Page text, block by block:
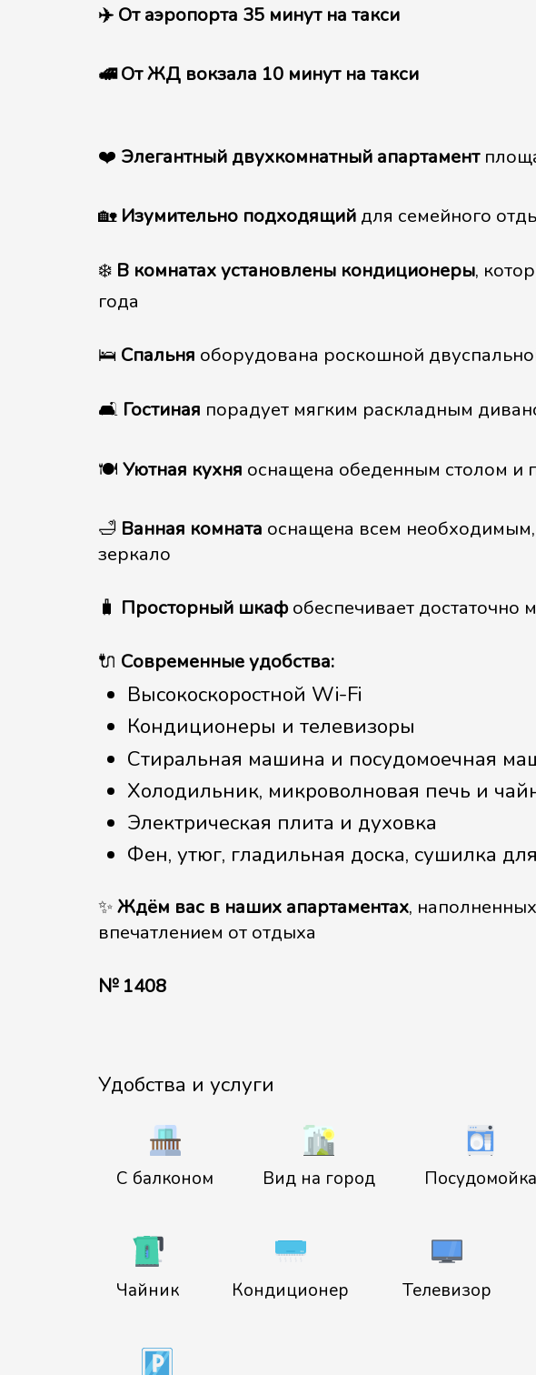
✈️ От аэропорта 35 минут на такси
🚅 От ЖД вокзала 10 минут на такси
❤️ Элегантный двухкомнатный апартамент
🏡 Изумительно подходящийдля семейного
❄️ В комнатах установлены кондиционеры,
года
🛌 Спальня оборудована роскошной
🛋️ Гостиная порадует мягким раскладным
🍽️ Уютная кухня оснащена обеденным столом и
🛁 Ванная комната оснащена всем
зеркало
🧳 Просторный шкафобеспечивает достаточно
🔌 Современные удобства:
Высокоскоростной Wi-Fi
Кондиционеры и телевизоры
Стиральная машина и посудомоечная
Холодильник, микроволновая печь и
Электрическая плита и духовка
Фен, утюг, гладильная доска, сушилка
✨Ждём вас в наших апартаментах,
впечатлением от отдыха
№ 1408
Удобства и услуги
С балконом Вид на город Посудомойка
Чайник Кондиционер Телевизор